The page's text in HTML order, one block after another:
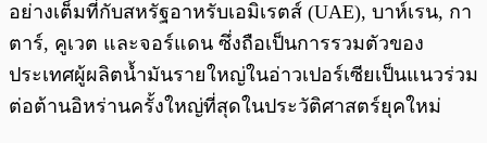
อย่างเต็มที่กับสหรัฐอาหรับเอมิเรตส์ (UAE), บาห์เรน, กา
ตาร์, คูเวต และจอร์แดน ซึ่งถือเป็นการรวมตัวของ
ประเทศผู้ผลิตน้ำมันรายใหญ่ในอ่าวเปอร์เซียเป็นแนวร่วม
ต่อต้านอิหร่านครั้งใหญ่ที่สุดในประวัติศาสตร์ยุคใหม่